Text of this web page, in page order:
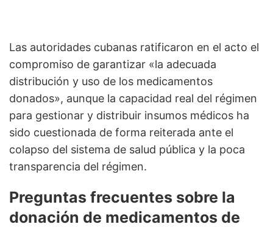
Las autoridades cubanas ratificaron en el acto el
compromiso de garantizar «la adecuada
distribución y uso de los medicamentos
donados», aunque la capacidad real del régimen
para gestionar y distribuir insumos médicos ha
sido cuestionada de forma reiterada ante el
colapso del sistema de salud pública y la poca
transparencia del régimen.
Preguntas frecuentes sobre la
donación de medicamentos de